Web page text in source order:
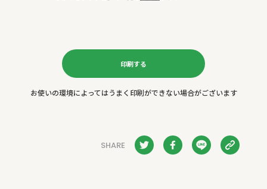
印刷する
お使いの環境によってはうまく印刷ができない場合がございます
SHARE